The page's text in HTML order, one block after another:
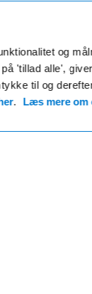
og
'tillad alle',
til og
. Læs mere om